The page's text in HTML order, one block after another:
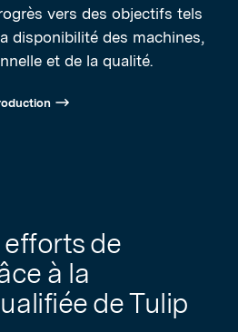
vers des objectifs tels
disponibilité des machines,
et de la qualité.
efforts de
à la
de Tulip